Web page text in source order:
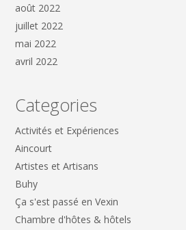
août 2022
juillet 2022
mai 2022
avril 2022
Categories
Activités et Expériences
Aincourt
Artistes et Artisans
Buhy
Ça s'est passé en Vexin
Chambre d'hôtes & hôtels